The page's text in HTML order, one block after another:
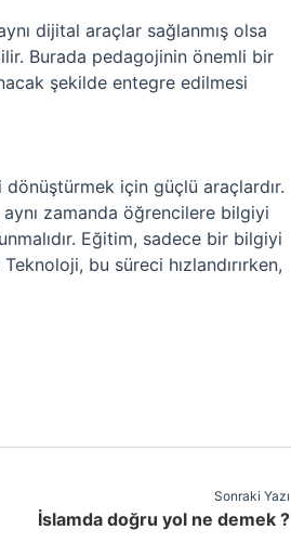
dijital araçlar sağlanmış olsa
Burada pedagojinin önemli bir
şekilde entegre edilmesi
için güçlü araçlardır.
aynı zamanda öğrencilere bilgiyi
Eğitim, sadece bir bilgiyi
bu süreci hızlandırırken,
Sonraki Yazı
İslamda doğru yol ne demek ?